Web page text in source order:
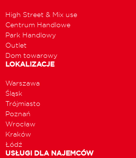
High Street & Mix use
Centrum Handlowe
Park Handlowy
Outlet
Dom towarowy
LOKALIZACJE
Warszawa
Śląsk
Trójmiasto
Poznań
Wrocław
Kraków
Łódź
USŁUGI DLA NAJEMCÓW